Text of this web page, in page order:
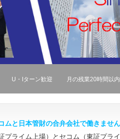
U・Iターン歓迎 月の残業20時間以内
と日本管財の合弁会社で働きませ
プライム上場）とセコム（東証プラ